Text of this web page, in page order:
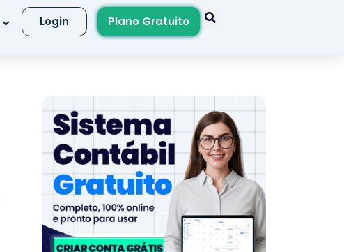
Login Plano Gratuito